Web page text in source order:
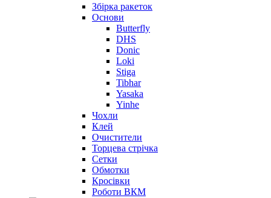
Збірка ракеток
Основи
Butterfly
DHS
Donic
Loki
Stiga
Tibhar
Yasaka
Yinhe
Чохли
Клей
Очистители
Торцева стрічка
Сетки
Обмотки
Кросівки
Роботи ВКМ